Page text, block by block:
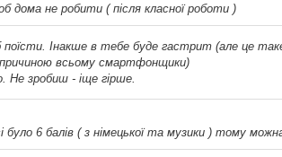
дома не робити ( після класної роботи )
Інакше в тебе буде гастрит (але це
всьому смартфонщики)
Не зробиш - іще гірше.
було 6 балів ( з німецької та музики ) тому